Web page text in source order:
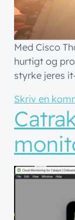
Med Cisco
hurtigt og
styrke jeres
Skriv en